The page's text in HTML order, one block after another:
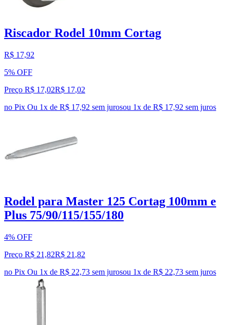
Riscador Rodel 10mm Cortag
R$ 17,92
5% OFF
Preço R$ 17,02R$ 17,02
no Pix Ou 1x de R$ 17,92 sem jurosou 1x de R$ 17,92 sem juros
Rodel para Master 125 Cortag 100mm e
Plus 75/90/115/155/180
4% OFF
Preço R$ 21,82R$ 21 ,82
no Pix Ou 1x de R$ 22,73 sem jurosou 1x de R$ 22,73 sem juros